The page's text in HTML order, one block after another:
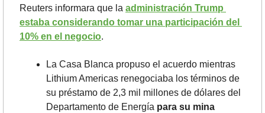
Reuters informara que la administración Trump
estaba considerando tomar una participación del
10% en el negocio.
La Casa Blanca propuso el acuerdo mientras
Lithium Americas renegociaba los términos de
su préstamo de 2,3 mil millones de dólares del
Departamento de Energía para su mina